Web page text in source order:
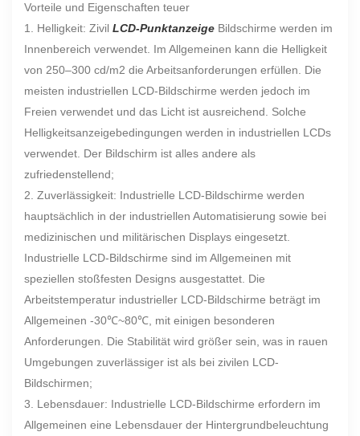
Vorteile und Eigenschaften teuer
1. Helligkeit: Zivil LCD-Punktanzeige Bildschirme werden im
Innenbereich verwendet. Im Allgemeinen kann die Helligkeit
von 250–300 cd/m2 die Arbeitsanforderungen erfüllen. Die
meisten industriellen LCD-Bildschirme werden jedoch im
Freien verwendet und das Licht ist ausreichend. Solche
Helligkeitsanzeigebedingungen werden in industriellen LCDs
verwendet. Der Bildschirm ist alles andere als
zufriedenstellend;
2. Zuverlässigkeit: Industrielle LCD-Bildschirme werden
hauptsächlich in der industriellen Automatisierung sowie bei
medizinischen und militärischen Displays eingesetzt.
Industrielle LCD-Bildschirme sind im Allgemeinen mit
speziellen stoßfesten Designs ausgestattet. Die
Arbeitstemperatur industrieller LCD-Bildschirme beträgt im
Allgemeinen -30℃~80℃, mit einigen besonderen
Anforderungen. Die Stabilität wird größer sein, was in rauen
Umgebungen zuverlässiger ist als bei zivilen LCD-
Bildschirmen;
3. Lebensdauer: Industrielle LCD-Bildschirme erfordern im
Allgemeinen eine Lebensdauer der Hintergrundbeleuchtung